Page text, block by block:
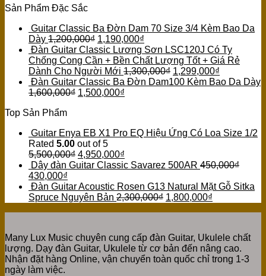
Sản Phẩm Đặc Sắc
Guitar Classic Ba Đờn Dam 70 Size 3/4 Kèm Bao Da
Dày 1,200,000₫ 1,190,000₫
Đàn Guitar Classic Lương Sơn LSC120J Có Ty
Chống Cong Cần + Bền Chất Lượng Tốt + Giá Rẻ
Dành Cho Người Mới 1,300,000₫ 1,299,000₫
Đàn Guitar Classic Ba Đờn Dam100 Kèm Bao Da Dày
1,600,000₫ 1,500,000₫
Top Sản Phẩm
Guitar Enya EB X1 Pro EQ Hiệu Ứng Có Loa Size 1/2
Rated 5.00 out of 5
5,500,000₫ 4,950,000₫
Dây đàn Guitar Classic Savarez 500AR 450,000₫
430,000₫
Đàn Guitar Acoustic Rosen G13 Natural Mặt Gỗ Sitka
Spruce Nguyên Bản 2,300,000₫ 1,800,000₫
Many Lux Music chuyên cung cấp đàn Guitar, Ukulele chất
lượng. Dạy đàn Guitar, Ukulele từ cơ bản đến nâng cao.
Nhận đặt hàng Online, vận chuyển toàn quốc chỉ trong 1-3
ngày làm việc.